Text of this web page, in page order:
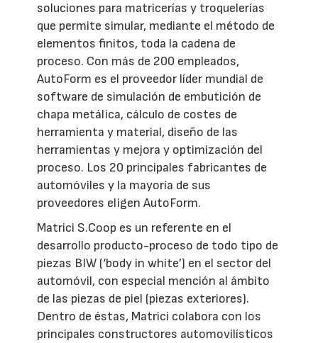
soluciones para matricerías y troquelerías
que permite simular, mediante el método de
elementos finitos, toda la cadena de
proceso. Con más de 200 empleados,
AutoForm es el proveedor líder mundial de
software de simulación de embutición de
chapa metálica, cálculo de costes de
herramienta y material, diseño de las
herramientas y mejora y optimización del
proceso. Los 20 principales fabricantes de
automóviles y la mayoría de sus
proveedores eligen AutoForm.
Matrici S.Coop es un referente en el
desarrollo producto-proceso de todo tipo de
piezas BIW (‘body in white’) en el sector del
automóvil, con especial mención al ámbito
de las piezas de piel (piezas exteriores).
Dentro de éstas, Matrici colabora con los
principales constructores automovilísticos